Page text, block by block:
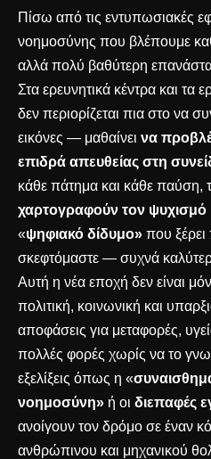
Πίσω από τις εντυπωσιακές
νοημοσύνης που βλέπουμε
αλλά πολύ βαθύτερη
Στα ερευνητικά κέντρα και τα
δεν περιορίζεται πια στο να
εικόνες — μαθαίνει να
επιδρά απευθείας στη
κάθε πάτημα και κάθε παύση,
χαρτογραφούν τον ψυχισμό
«ψηφιακό δίδυμο» που ξέρει
σκεφτόμαστε — συχνά
Αυτή η νέα εποχή δεν είναι
πολιτική, κοινωνική και
αποφάσεις για μεταφορές,
πολλές φορές χωρίς να το
εξελίξεις όπως η «
νοημοσύνη» ή οι διεπαφές
ανοίγουν τον δρόμο σε έναν
ανθρώπινου και μηχανικού